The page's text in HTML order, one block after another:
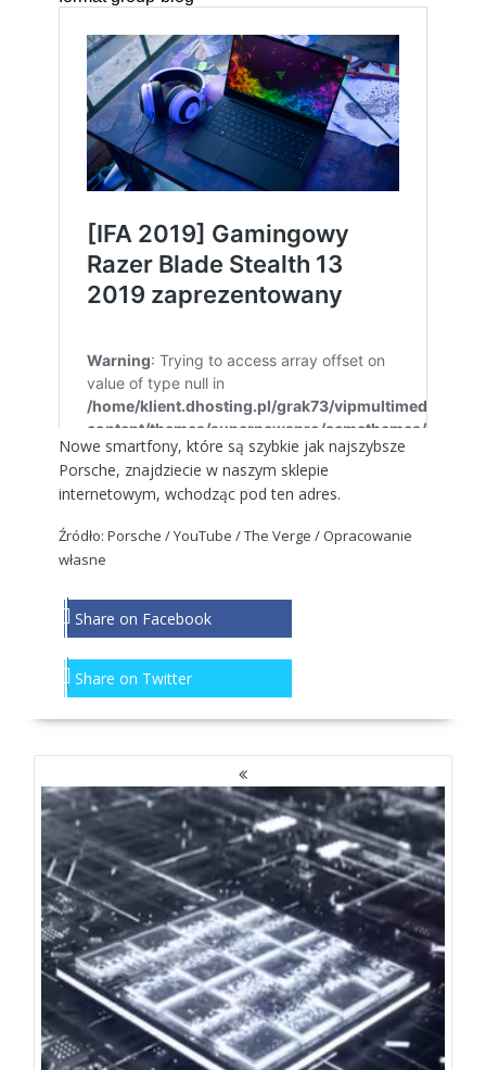
Nowe smartfony, które są szybkie jak najszybsze
Porsche, znajdziecie w naszym sklepie
internetowym, wchodząc pod ten adres.
Źródło: Porsche / YouTube / The Verge / Opracowanie
własne
Share on Facebook
Share on Twitter
NAWIGACJA
WPISACH